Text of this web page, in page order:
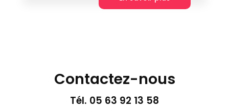
Contactez-nous
Tél. 05 63 92 13 58